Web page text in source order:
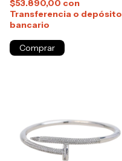
$53.890,00 con
Transferencia o depósito
bancario